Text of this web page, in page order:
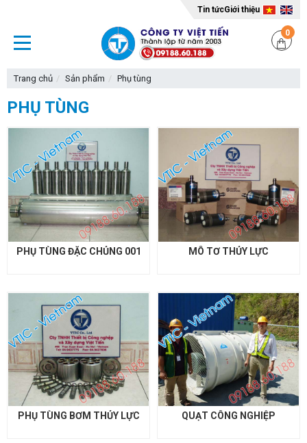
Tin tứcGiới thiệu
0
Trang chủ Sản phẩm Phụ tùng
PHỤ TÙNG
PHỤ TÙNG ĐẶC CHỦNG 001 MÔ TƠ THỦY LỰC
PHỤ TÙNG BƠM THỦY LỰC QUẠT CÔNG NGHIỆP